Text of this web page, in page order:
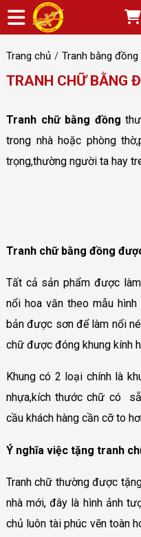
Trang chủ Tranh bằng đồng
TRANH CHỮ BẰNG
Tranh chữ bằng đồng
trong nhà hoặc phòng
trọng,thường người ta hay
Tranh chữ bằng đồng
Tất cả sản phẩm được
nổi hoa văn theo mẫu
bản được sơn để làm nổi
chữ được đóng khung kính
Khung có 2 loại chính là
nhựa,kích thước chữ có
cầu khách hàng cần cỡ to
Ý nghĩa việc tặng tranh
Tranh chữ thường được
nhà mới, đây là hình ảnh
chủ luôn tài phúc vẽn toàn